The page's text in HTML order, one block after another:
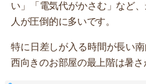
い」「電気代がかさむ」など
人が圧倒的に多いです。
特に日差しが入る時間が長い
西向きのお部屋の最上階は暑さ